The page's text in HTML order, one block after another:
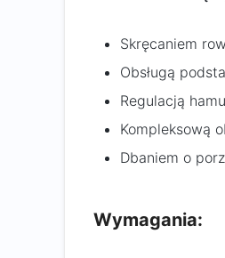
Skręcaniem
Obsługą
Regulacją
Kompleksową
Dbaniem o
Wymagania: